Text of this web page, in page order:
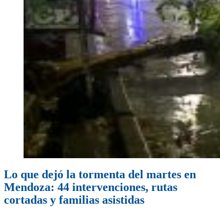
Lo que dejó la tormenta del martes en
Mendoza: 44 intervenciones, rutas
cortadas y familias asistidas